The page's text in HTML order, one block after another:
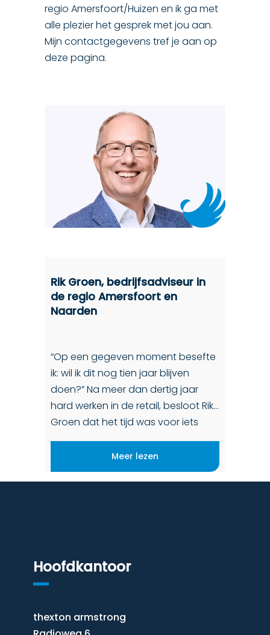
regio Amersfoort/Huizen en ik ga met
alle plezier het gesprek met jou aan.
Mijn contactgegevens tref je aan op
deze pagina.
Rik Groen, bedrijfsadviseur in
de regio Amersfoort en
Naarden
“Op een gegeven moment besefte
ik: wil ik dit nog tien jaar blijven
doen?” Na meer dan dertig jaar
hard werken in de retail, besloot Rik
Groen dat het tijd was voor iets
nieuws. “Ik heb altijd met veel plezier
Meer lezen
Hoofdkantoor
thexton armstrong